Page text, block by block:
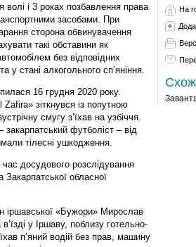
волі і 3 роках позбавлення права
засобами. При
сторона обвинувачення
такі обставини як
без відповідних
у стані алкогольного сп’яніння.
16 грудня 2020 року.
зіткнувся із попутною
смугу з’їхав на узбіччя.
закарпатський футболіст – від
тілесні ушкодження.
досудового розслідування
обласної
іршавської «Бужори» Мирослав
у Іршаву, поблизу готельно-
п’яний водій без прав, машину
На